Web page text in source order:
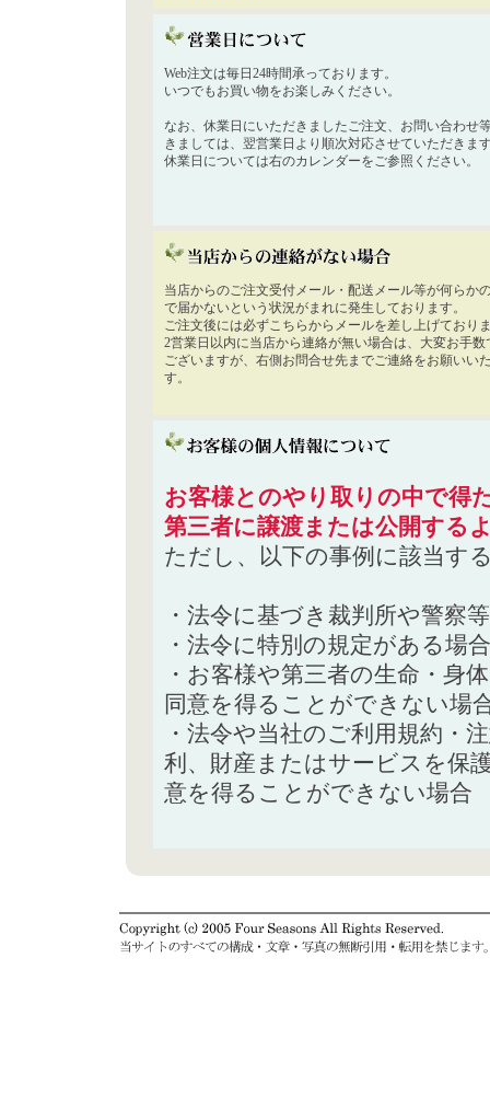
Web注文は毎日24時間承っております。
いつでもお買い物をお楽しみください。
なお、休業日にいただきましたご注文、お問い合わせ
きましては、翌営業日より順次対応させていただきま
休業日については右のカレンダーをご参照ください。
当店からのご注文受付メール・配送メール等が何らか
で届かないという状況がまれに発生しております。
ご注文後には必ずこちらからメールを差し上げており
2営業日以内に当店から連絡が無い場合は、大変お手数
ございますが、右側お問合せ先までご連絡をお願いい
す。
お客様とのやり取りの中で得
第三者に譲渡または公開する
ただし、以下の事例に該当す
・法令に基づき裁判所や警察
・法令に特別の規定がある場合
・お客様や第三者の生命・身
同意を得ることができない場
・法令や当社のご利用規約・
利、財産またはサービスを保
意を得ることができない場合